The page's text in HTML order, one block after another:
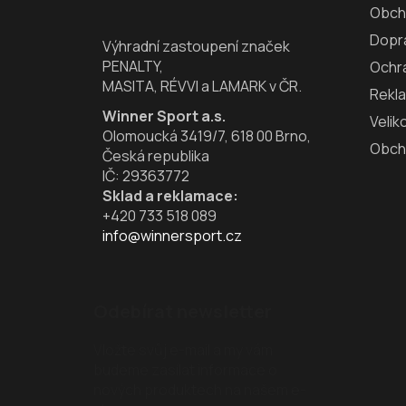
Výhradní zastoupení značek
PENALTY,
MASITA, RÉVVI a LAMARK v ČR.
Winner Sport a.s.
Olomoucká 3419/7, 618 00 Brno,
Česká republika
IČ: 29363772
Sklad a reklamace:
+420 733 518 089
info@winnersport.cz